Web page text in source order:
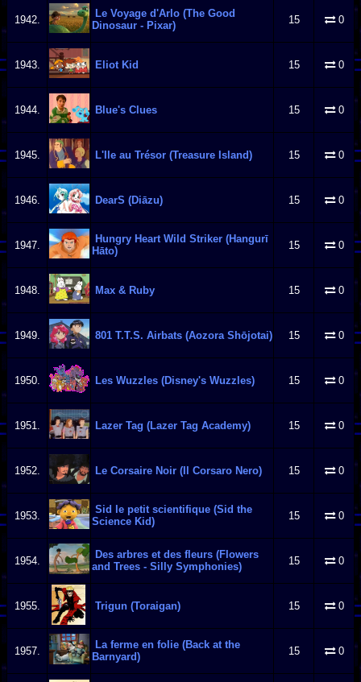
1942.
Le Voyage d'Arlo (The Good
Dinosaur - Pixar)
15 0
1943. Eliot Kid 15 0
1944. Blue's Clues 15 0
1945. L'Ile au Trésor (Treasure Island) 15 0
1946. DearS (Diāzu) 15 0
1947.
Hungry Heart Wild Striker (Hangurī
Hāto)
15 0
1948. Max & Ruby 15 0
1949. 801 T.T.S. Airbats (Aozora Shōjotai) 15 0
1950. Les Wuzzles (Disney's Wuzzles) 15 0
1951. Lazer Tag (Lazer Tag Academy) 15 0
1952. Le Corsaire Noir (Il Corsaro Nero) 15 0
1953.
Sid le petit scientifique (Sid the
Science Kid)
15 0
1954.
Des arbres et des fleurs (Flowers
and Trees - Silly Symphonies)
15 0
1955. Trigun (Toraigan) 15 0
1957.
La ferme en folie (Back at the
Barnyard)
15 0